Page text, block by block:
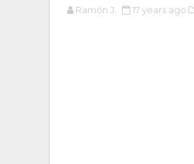
Ramón J. 17 years ago